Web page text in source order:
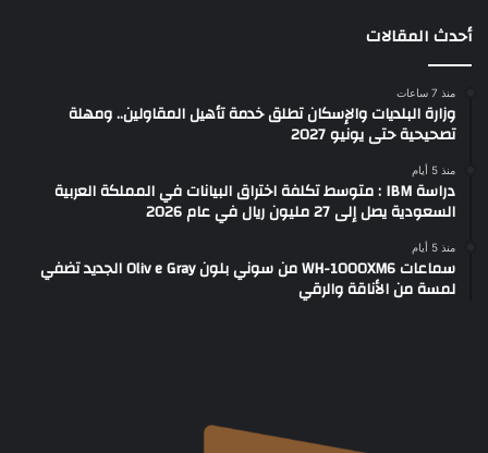
أحدث المقالات
منذ 7 ساعات
وزارة البلديات والإسكان تطلق خدمة تأهيل المقاولين.. ومهلة
تصحيحية حتى يونيو 2027
منذ 5 أيام
دراسة IBM : متوسط تكلفة اختراق البيانات في المملكة العربية
السعودية يصل إلى 27 مليون ريال في عام 2026
منذ 5 أيام
سماعات WH-1000XM6 من سوني بلون Oliv e Gray الجديد تضفي
لمسة من الأناقة والرقي